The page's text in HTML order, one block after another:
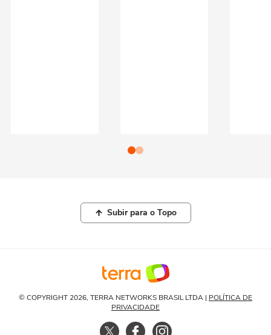
Subir para o Topo
© COPYRIGHT 2026, TERRA NETWORKS BRASIL LTDA | POLÍTICA DE
PRIVACIDADE